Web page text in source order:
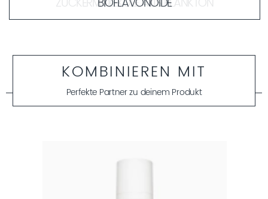
Wirkstoff gleicht die Talgproduktion aus, ohne die Haut zu
MEHR ERFAHREN
KOMBINIEREN MIT
Perfekte Partner zu deinem Produkt